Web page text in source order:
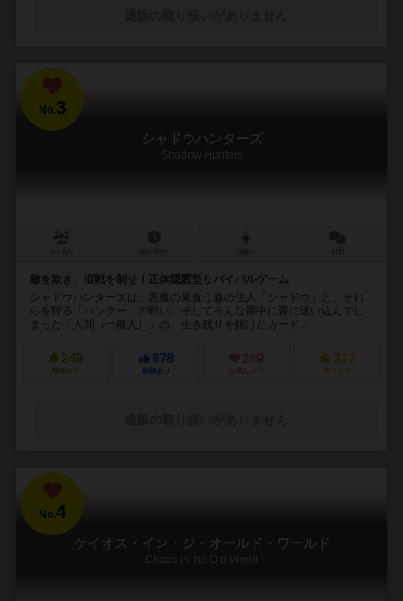
No.3
シャドウハンターズ
Shadow Hunters
敵を欺き、混戦を制せ！正体隠匿型サバイバルゲーム
シャドウハンターズは、悪魔の巣食う森の住人「シャドウ」と、それ
らを狩る「ハンター」の戦い、そしてそんな最中に森に迷い込んでし
まった「人間（一般人）」の、生き残りを賭けたカード...
249
興味あり
878
経験あり
249
お気に入り
317
持ってる
No.4
ケイオス・イン・ジ・オールド・ワールド
Chaos in the Old World